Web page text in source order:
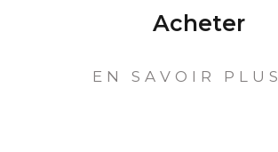
Acheter
EN SAVOIR PLUS